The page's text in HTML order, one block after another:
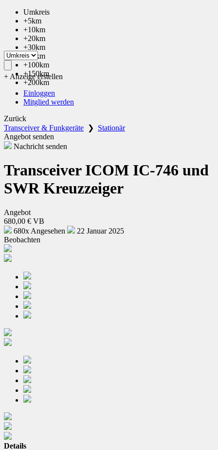
Umkreis
+5km
+10km
+20km
+30km
+50km
+100km
+150km
+200km
+ Anzeige erstellen
Einloggen
Mitglied werden
Zurück
Transceiver & Funkgeräte ❯ Stationär
Angebot senden
Nachricht senden
Transceiver ICOM IC-746 und
SWR Kreuzzeiger
Angebot
680,00 € VB
680x Angesehen
22 Januar 2025
Beobachten
Details